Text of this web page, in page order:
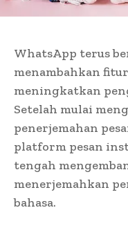
WhatsApp terus
menambahkan
meningkatkan
Setelah mulai
penerjemahan
platform pesan
tengah
menerjemahkan
bahasa.